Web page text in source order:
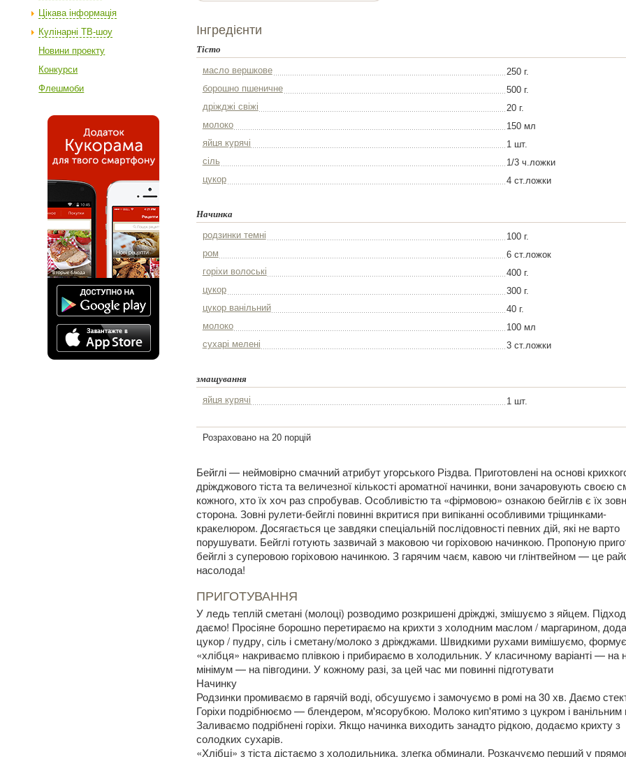
Цікава інформація
Кулінарні ТВ-шоу
Новини проекту
Конкурси
Флешмоби
Інгредієнти
Тісто
масло вершкове
250 г.
борошно пшеничне
500 г.
дріжджі свіжі
20 г.
молоко
150 мл
яйця курячі
1 шт.
сіль
1/3 ч.ложки
цукор
4 ст.ложки
Начинка
родзинки темні
100 г.
ром
6 ст.ложок
горіхи волоські
400 г.
цукор
300 г.
цукор ванільний
40 г.
молоко
100 мл
сухарі мелені
3 ст.ложки
змащування
яйця курячі 1 шт.
Розраховано на 20 порцій
Бейглі — неймовірно смачний атрибут угорського Різдва. Приготовлені на основі
дріжджового тіста та величезної кількості ароматної начинки, вони зачаровують своєю
кожного, хто їх хоч раз спробував. Особливістю та «фірмовою» ознакою бейглів є їх
сторона. Зовні рулети-бейглі повинні вкритися при випіканні особливими тріщинками-
кракелюром. Досягається це завдяки спеціальній послідовності певних дій, які не варто
порушувати. Бейглі готують зазвичай з маковою чи горіховою начинкою. Пропоную
бейглі з суперовою горіховою начинкою. З гарячим чаєм, кавою чи глінтвейном — це
насолода!
ПРИГОТУВАННЯ
У ледь теплій сметані (молоці) розводимо розкришені дріжджі, змішуємо з яйцем.
даємо! Просіяне борошно перетираємо на крихти з холодним маслом / маргарином,
цукор / пудру, сіль і сметану/молоко з дріжджами. Швидкими рухами вимішуємо,
«хлібця» накриваємо плівкою і прибираємо в холодильник. У класичному варіанті — на
мінімум — на півгодини. У кожному разі, за цей час ми повинні підготувати
Начинку
Родзинки промиваємо в гарячій воді, обсушуємо і замочуємо в ромі на 30 хв. Даємо
Горіхи подрібнюємо — блендером, м'ясорубкою. Молоко кип'ятимо з цукром і ванільним
Заливаємо подрібнені горіхи. Якщо начинка виходить занадто рідкою, додаємо крихту з
солодких сухарів.
«Хлібці» з тіста дістаємо з холодильника, злегка обминали. Розкачуємо перший у